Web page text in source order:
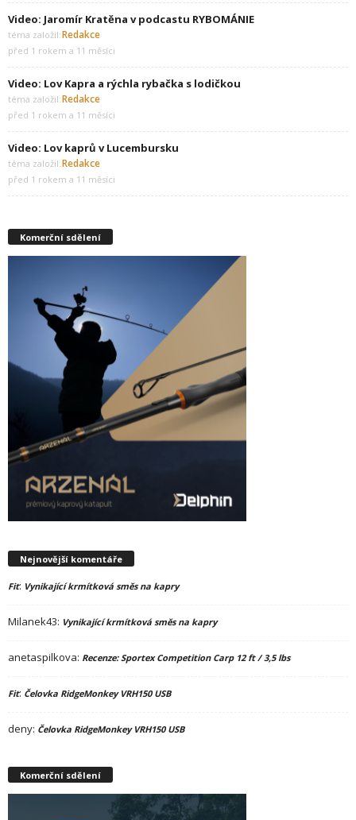
Video: Jaromír Kratěna v podcastu RYBOMÁNIE
téma založil:Redakce
před 1 rokem a 11 měsíci
Video: Lov Kapra a rýchla rybačka s lodičkou
téma založil:Redakce
před 1 rokem a 11 měsíci
Video: Lov kaprů v Lucembursku
téma založil:Redakce
před 1 rokem a 11 měsíci
Komerční sdělení
Nejnovější komentáře
Fit: Vynikající krmítková směs na kapry
Milanek43: Vynikající krmítková směs na kapry
anetaspilkova: Recenze: Sportex Competition Carp 12 ft / 3,5 lbs
Fit: Čelovka RidgeMonkey VRH150 USB
deny: Čelovka RidgeMonkey VRH150 USB
Komerční sdělení